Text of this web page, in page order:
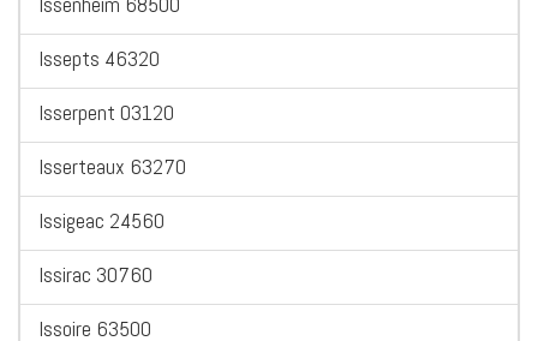
Issepts 46320
Isserpent 03120
Isserteaux 63270
Issigeac 24560
Issirac 30760
Issoire 63500